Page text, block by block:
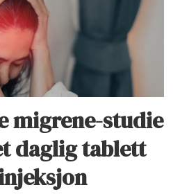
migrene-studie
daglig tablett